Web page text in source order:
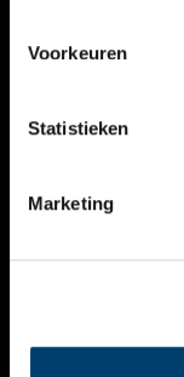
Voorkeuren
Statistieken
Marketing
KALENDER
THEMA’S
VIDEO’S
CONTACT